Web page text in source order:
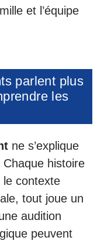
et l’équipe
parlent plus
les
ne s’explique
histoire
contexte
tout joue un
audition
peuvent